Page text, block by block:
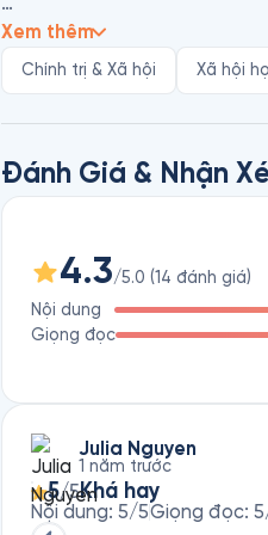
Peter F. Drucker (1909 –
trong thế kỷ 20. Ông sinh ở
Peter F. Drucker có một di
Xem thêm
Chính trị & Xã hội Xã hội
Đánh Giá & Nhận
4.3/5.0 (14 đánh giá)
Nội dung
Giọng đọc
Julia Nguyen
1 năm trước
5/5Khá hay
Nội dung: 5/5Giọng đọc: 5